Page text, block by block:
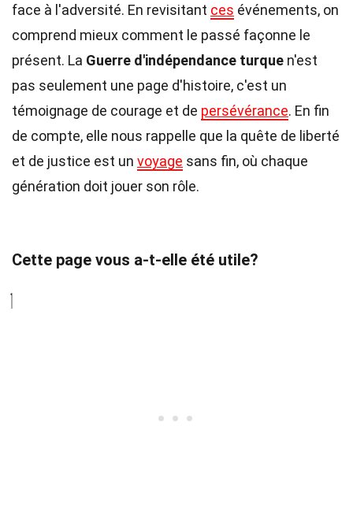
face à l'adversité. En revisitant ces événements, on
comprend mieux comment le passé façonne le
présent. La Guerre d'indépendance turque n'est
pas seulement une page d'histoire, c'est un
témoignage de courage et de persévérance. En fin
de compte, elle nous rappelle que la quête de liberté
et de justice est un voyage sans fin, où chaque
génération doit jouer son rôle.
Cette page vous a-t-elle été utile?